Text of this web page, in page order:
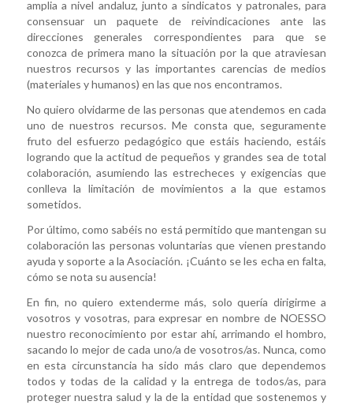
amplia a nivel andaluz, junto a sindicatos y patronales, para
consensuar un paquete de reivindicaciones ante las
direcciones generales correspondientes para que se
conozca de primera mano la situación por la que atraviesan
nuestros recursos y las importantes carencias de medios
(materiales y humanos) en las que nos encontramos.
No quiero olvidarme de las personas que atendemos en cada
uno de nuestros recursos. Me consta que, seguramente
fruto del esfuerzo pedagógico que estáis haciendo, estáis
logrando que la actitud de pequeños y grandes sea de total
colaboración, asumiendo las estrecheces y exigencias que
conlleva la limitación de movimientos a la que estamos
sometidos.
Por último, como sabéis no está permitido que mantengan su
colaboración las personas voluntarias que vienen prestando
ayuda y soporte a la Asociación. ¡Cuánto se les echa en falta,
cómo se nota su ausencia!
En fin, no quiero extenderme más, solo quería dirigirme a
vosotros y vosotras, para expresar en nombre de NOESSO
nuestro reconocimiento por estar ahí, arrimando el hombro,
sacando lo mejor de cada uno/a de vosotros/as. Nunca, como
en esta circunstancia ha sido más claro que dependemos
todos y todas de la calidad y la entrega de todos/as, para
proteger nuestra salud y la de la entidad que sostenemos y